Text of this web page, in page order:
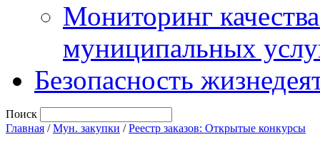
Мониторинг
муниципальных
Безопасность
Поиск
Главная /Мун. закупки /Реестр заказов: Открытые конкурсы